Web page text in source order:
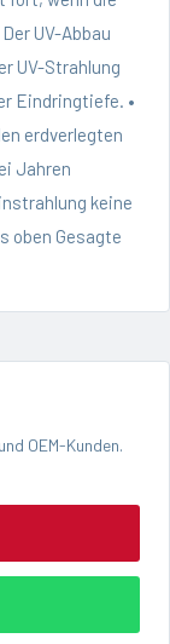
UV-Abbau
UV-Strahlung
Eindringtiefe. •
erdverlegten
Jahren
keine
oben Gesagte
OEM-Kunden.